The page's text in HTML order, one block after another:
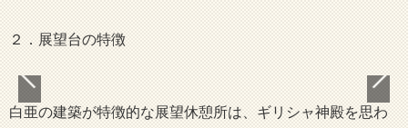
２．展望台の特徴
白亜の建築が特徴的な展望休憩所は、ギリシャ神殿を思わ